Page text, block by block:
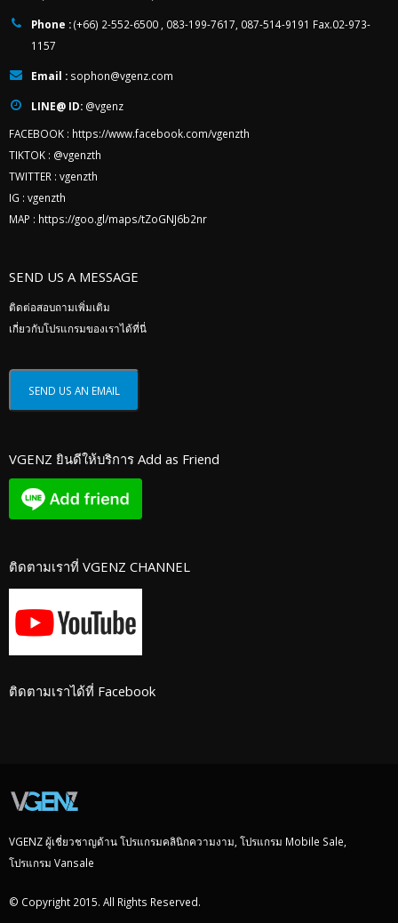
Phone :(+66) 2-552-6500 , 083-199-7617, 087-514-9191 Fax.02-973-
1157
Email : sophon@vgenz.com
LINE@ ID: @vgenz
FACEBOOK : https://www.facebook.com/vgenzth
TIKTOK : @vgenzth
TWITTER : vgenzth
IG : vgenzth
MAP : https://goo.gl/maps/tZoGNJ6b2nr
SEND US A MESSAGE
ติดต่อสอบถามเพิ่มเติม
เกี่ยวกับโปรแกรมของเราได้ที่นี่
VGENZ ยินดีให้บริการ Add as Friend
ติดตามเราที่ VGENZ CHANNEL
ติดตามเราได้ที่ Facebook
VGENZ ผู้เชี่ยวชาญด้าน โปรแกรมคลินิกความงาม, โปรแกรม Mobile Sale,
โปรแกรม Vansale
© Copyright 2015. All Rights Reserved.